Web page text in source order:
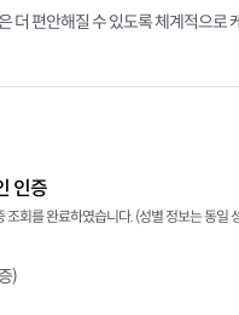
더 편안해질 수 있도록 체계적으로
인증
조회를 완료하였습니다. (성별 정보는 동일
)